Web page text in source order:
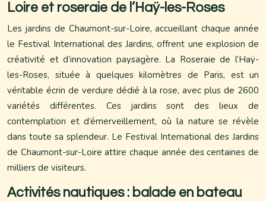
Loire et roseraie de l’Haÿ-les-Roses
Les jardins de Chaumont-sur-Loire, accueillant chaque année
le Festival International des Jardins, offrent une explosion de
créativité et d’innovation paysagère. La Roseraie de l’Haÿ-
les-Roses, située à quelques kilomètres de Paris, est un
véritable écrin de verdure dédié à la rose, avec plus de 2600
variétés différentes. Ces jardins sont des lieux de
contemplation et d’émerveillement, où la nature se révèle
dans toute sa splendeur. Le Festival International des Jardins
de Chaumont-sur-Loire attire chaque année des centaines de
milliers de visiteurs.
Activités nautiques : balade en bateau